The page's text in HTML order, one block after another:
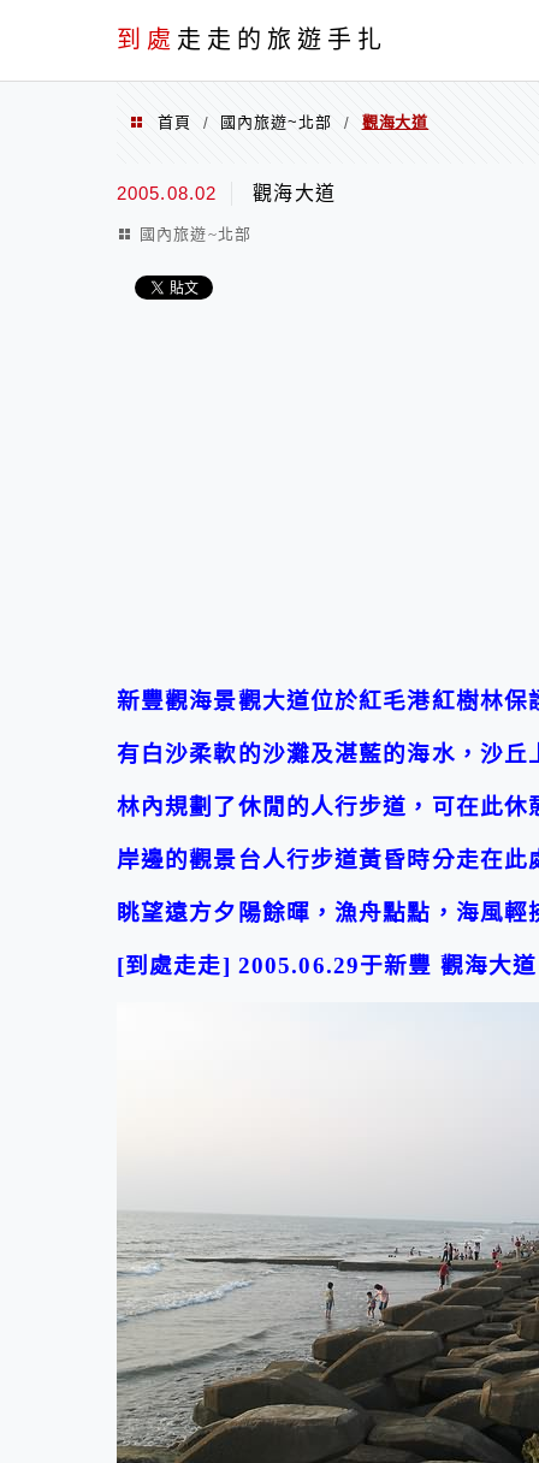
到處 走走的旅遊手扎
首頁 / 國內旅遊~北部 / 觀海大道
2005.08.02 觀海大道
國內旅遊~北部
新豐觀海景觀大道位於紅毛港紅樹林保
有白沙柔軟的沙灘及湛藍的海水，沙丘
林內規劃了休閒的人行步道，可在此休
岸邊的觀景台人行步道黃昏時分走在此
眺望遠方夕陽餘暉，漁舟點點，海風輕
[到處走走] 2005.06.29于新豐 觀海大道